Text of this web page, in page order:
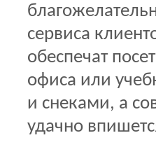
сервиса
обеспечат
офиса или
и снеками, а
удачно